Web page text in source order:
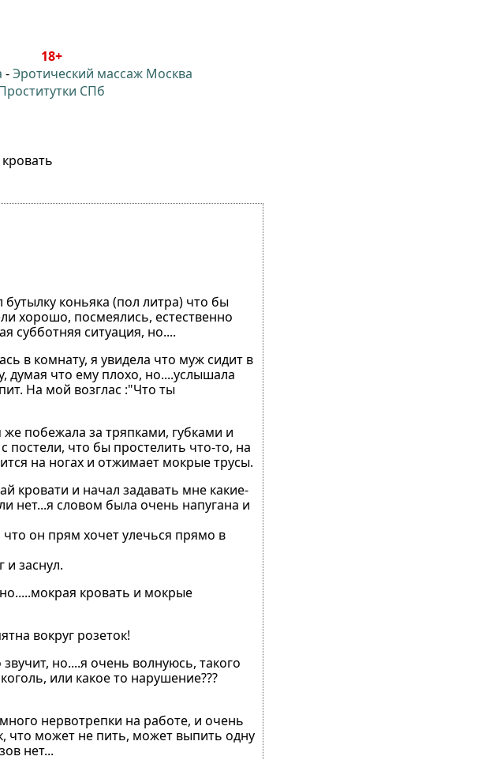
18+
-Эротический массаж Москва
СПб
коньяка (пол литра) что бы
хорошо, посмеялись, естественно
субботняя ситуация, но....
в комнату, я увидела что муж сидит в
думая что ему плохо, но....услышала
На мой возглас :"Что ты
побежала за тряпками, губками и
постели, что бы простелить что-то, на
на ногах и отжимает мокрые трусы.
кровати и начал задавать мне какие-
нет...я словом была очень напугана и
он прям хочет улечься прямо в
и заснул.
кровать и мокрые
вокруг розеток!
но....я очень волнуюсь, такого
или какое то нарушение???
нервотрепки на работе, и очень
что может не пить, может выпить одну
нет...